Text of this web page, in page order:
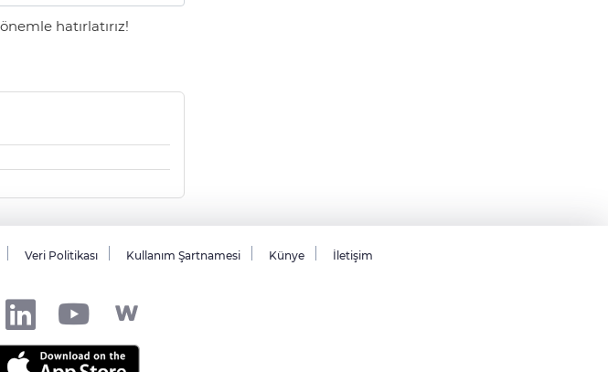
hatırlatırız!
Veri Politikası Kullanım Şartnamesi Künye İletişim